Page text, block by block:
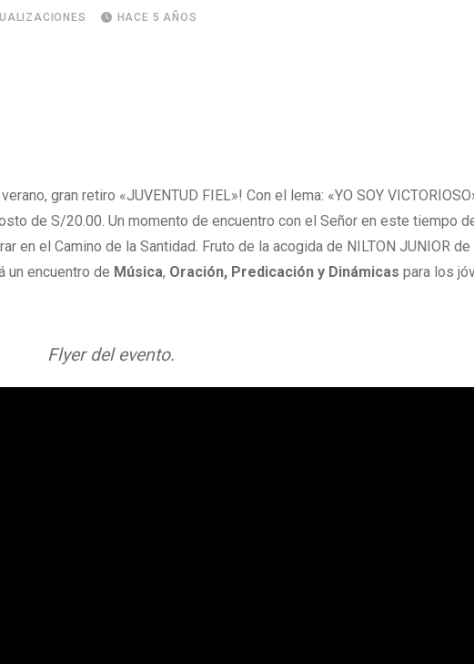
HACE 5 AÑOS
gran retiro «JUVENTUD FIEL»! Con el lema: «YO SOY
de S/20.00. Un momento de encuentro con el Señor en este tiempo
en el Camino de la Santidad. Fruto de la acogida de NILTON JUNIOR de
un encuentro de Música, Oración, Predicación y Dinámicas para los
Flyer del evento.